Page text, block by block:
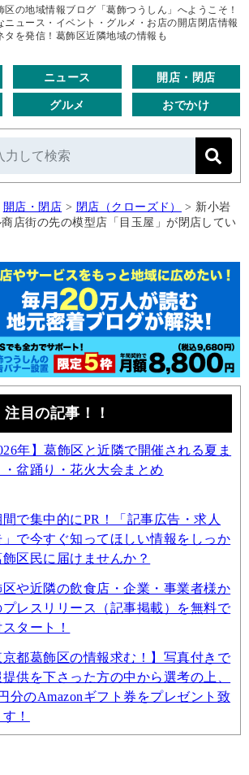
区の地域情報ブログ「葛飾つうしん」へようこそ！
ニュース・イベント・グルメ・お店の開店閉店情報
タを発信！葛飾区近隣地域の情報も
ニュース 開店・閉店
グルメ おでかけ
開店・閉店 > 閉店（クローズド） > 新小岩
店街の先の模型店「目玉屋」が閉店してい
目の記事！！
年】葛飾区と近隣で開催される夏ま
・盆踊り・花火大会まとめ
間で集中的にPR！「記事広告・求人
」で今すぐ知ってほしい情報をしっか
飾区民に届けませんか？
区や近隣の飲食店・企業・事業者様か
プレスリリース（記事掲載）を無料で
タート！
京都葛飾区の情報求む！】写真付きで
供を下さった方の中から選考の上、
分のAmazonギフト券をプレゼント致
！